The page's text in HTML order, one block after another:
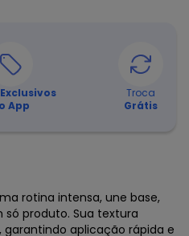
Exclusivos
App
Troca
Grátis
rotina intensa, une base,
produto. Sua textura
aplicação rápida e